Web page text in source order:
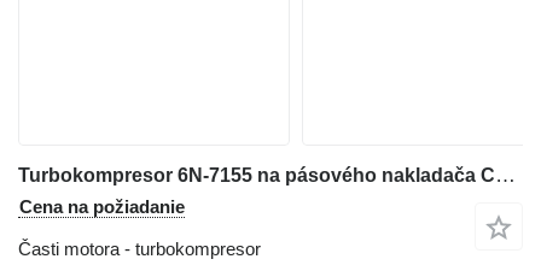
Turbokompresor 6N-7155 na pásového nakladača Caterpillar 963
Cena na požiadanie
Časti motora - turbokompresor